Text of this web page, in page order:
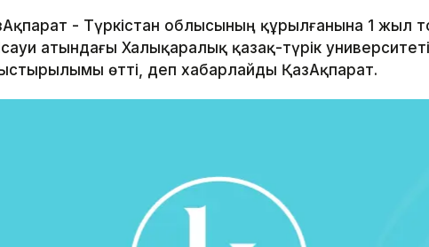
- Түркістан облысының құрылғанына 1 жыл
атындағы Халықаралық қазақ-түрік
өтті, деп хабарлайды ҚазАқпарат.